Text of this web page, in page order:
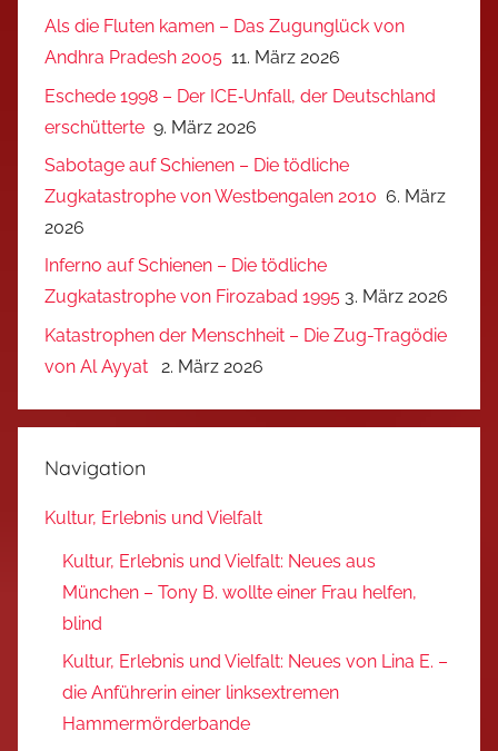
Als die Fluten kamen – Das Zugunglück von
Andhra Pradesh 2005 11. März 2026
Eschede 1998 – Der ICE‑Unfall, der Deutschland
erschütterte 9. März 2026
Sabotage auf Schienen – Die tödliche
Zugkatastrophe von Westbengalen 2010 6. März
2026
Inferno auf Schienen – Die tödliche
Zugkatastrophe von Firozabad 1995 3. März 2026
Katastrophen der Menschheit – Die Zug-Tragödie
von Al Ayyat
2. März 2026
Navigation
Kultur, Erlebnis und Vielfalt
Kultur, Erlebnis und Vielfalt: Neues aus
München – Tony B. wollte einer Frau helfen,
blind
Kultur, Erlebnis und Vielfalt: Neues von Lina E. –
die Anführerin einer linksextremen
Hammermörderbande